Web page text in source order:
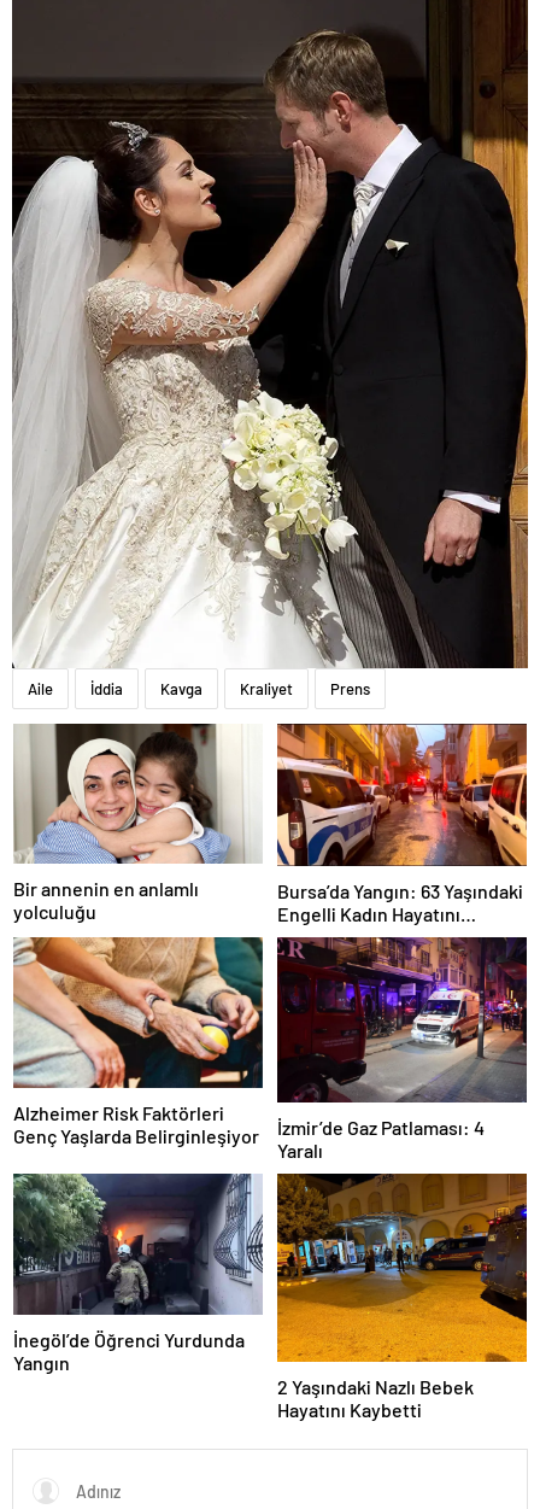
Aile İddia Kavga Kraliyet Prens
Bir annenin en anlamlı
yolculuğu
Bursa’da Yangın: 63 Yaşındaki
Engelli Kadın Hayatını
Kaybetti
Alzheimer Risk Faktörleri
Genç Yaşlarda Belirginleşiyor
İzmir’de Gaz Patlaması: 4
Yaralı
İnegöl’de Öğrenci Yurdunda
Yangın
2 Yaşındaki Nazlı Bebek
Hayatını Kaybetti